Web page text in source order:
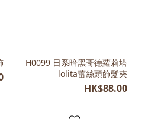
H0099 日系暗黑哥德蘿莉塔
lolita蕾絲頭飾髮夾
HK$88.00